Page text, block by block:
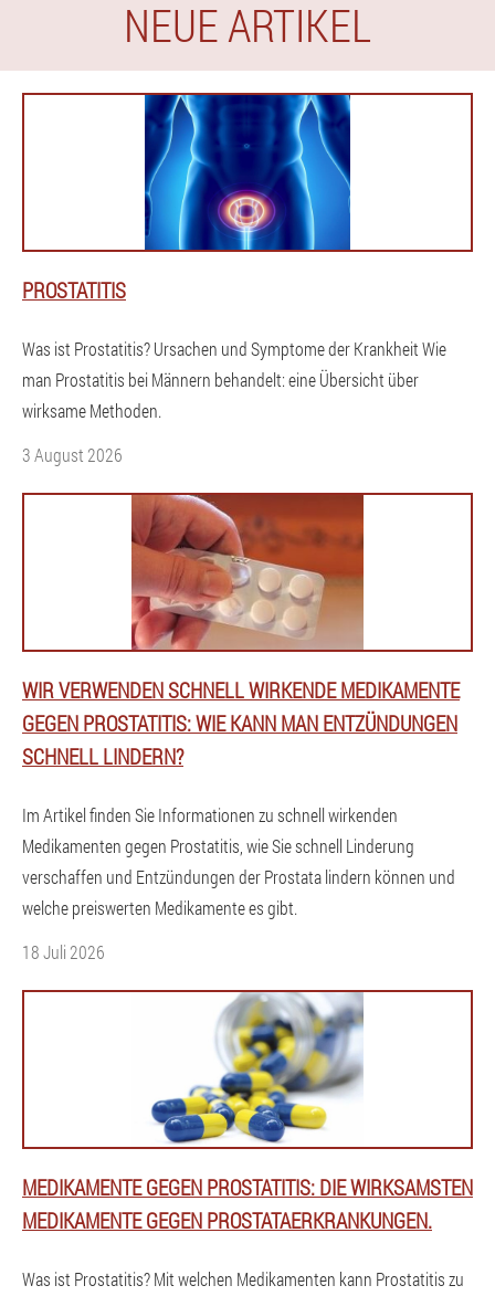
NEUE ARTIKEL
PROSTATITIS
Was ist Prostatitis? Ursachen und Symptome der Krankheit Wie
man Prostatitis bei Männern behandelt: eine Übersicht über
wirksame Methoden.
3 August 2026
WIR VERWENDEN SCHNELL WIRKENDE MEDIKAMENTE
GEGEN PROSTATITIS: WIE KANN MAN ENTZÜNDUNGEN
SCHNELL LINDERN?
Im Artikel finden Sie Informationen zu schnell wirkenden
Medikamenten gegen Prostatitis, wie Sie schnell Linderung
verschaffen und Entzündungen der Prostata lindern können und
welche preiswerten Medikamente es gibt.
18 Juli 2026
MEDIKAMENTE GEGEN PROSTATITIS: DIE WIRKSAMSTEN
MEDIKAMENTE GEGEN PROSTATAERKRANKUNGEN.
Was ist Prostatitis? Mit welchen Medikamenten kann Prostatitis zu